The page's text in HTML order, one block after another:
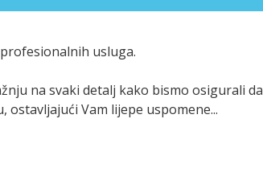
usluga.
na svaki detalj kako bismo osigurali
Vam lijepe uspomene...